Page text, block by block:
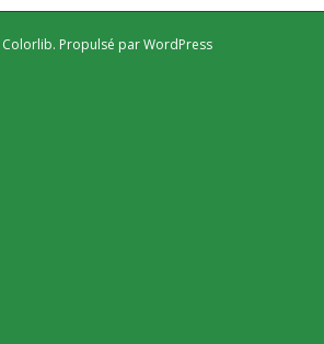
Colorlib. Propulsé parWordPress